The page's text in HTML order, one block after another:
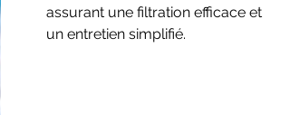
assurant une filtration efficace et
un entretien simplifié.